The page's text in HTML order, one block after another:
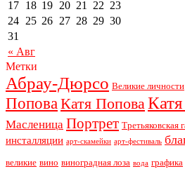
« Авг
17 18 19 20 21 22 23
24 25 26 27 28 29 30
31
Метки
Абрау-Дюрсо Великие личности
Попова Катя Попова
Масленица Портрет Третьяковская
инсталляции арт-скамейки арт-фестиваль
великие вино виноградная лоза вода графика